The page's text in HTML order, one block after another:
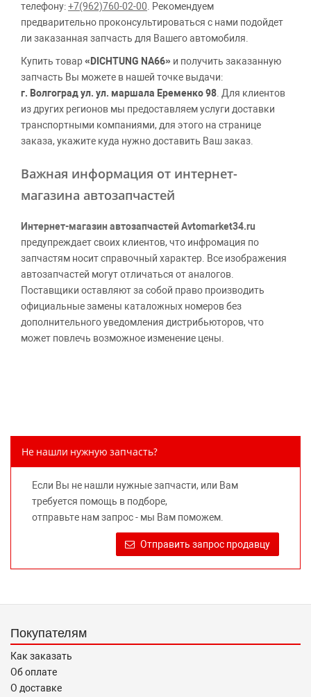
телефону:+7(962)760-02-00 . Рекомендуем
предварительно проконсультироваться с нами подойдет
ли заказанная запчасть для Вашего автомобиля.
Купить товар«DICHTUNG NA66» и получить заказанную
запчасть Вы можете в нашей точке выдачи:
г. Волгоград ул. ул. маршала Еременко 98 . Для клиентов
из других регионов мы предоставляем услуги доставки
транспортными компаниями, для этого на странице
заказа, укажите куда нужно доставить Ваш заказ.
Важная информация от интернет-
магазина автозапчастей
Интернет-магазин автозапчастей Avtomarket34.ru
предупреждает своих клиентов, что инфромация по
запчастям носит справочный характер. Все изображения
автозапчастей могут отличаться от аналогов.
Поставщики оставляют за собой право производить
официальные замены каталожных номеров без
дополнительного уведомления дистрибьюторов, что
может повлечь возможное изменение цены.
предлагаемых к продаже запасных частей для
правообладателей указанных товарных знаков.
Требование предоставлять покупателю необходимую и
достоверную информацию о товаре, предлагаемом к
продаже, обеспечивающую возможность их правильного
выбора возложено на продавца (изготовителя) Законом
«О защите прав потребителей».
Не нашли нужную запчасть?
Если Вы не нашли нужные запчасти, или Вам
требуется помощь в подборе,
отправьте нам запрос - мы Вам поможем.
Отправить запрос продавцу
Покупателям
Как заказать
Об оплате
О доставке